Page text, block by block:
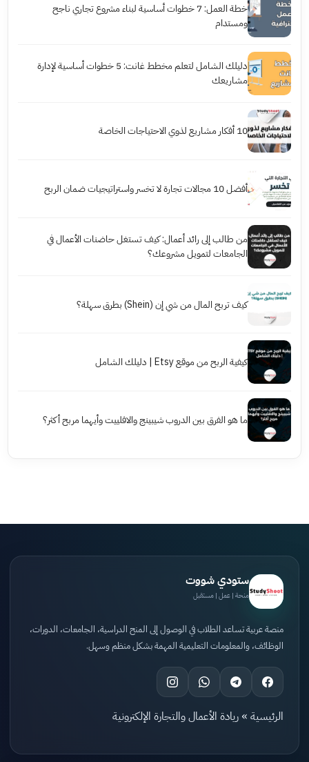
خطة العمل: 7 خطوات أساسية لبناء مشروع تجاري ناجح
ومستدام
دليلك الشامل لتعلم مخطط غانت: 5 خطوات أساسية لإدارة
مشاريعك
10 أفكار مشاريع لذوي الاحتياجات الخاصة
أفضل 10 مجالات تجارة لا تخسر واستراتيجيات ضمان الربح
من طالب إلى رائد أعمال: كيف تستغل حاضنات الأعمال في
الجامعات لتمويل مشروعك؟
كيف تربح المال من شي إن (Shein) بطرق سهلة؟
كيفية الربح من موقع Etsy | دليلك الشامل
ما هو الفرق بين الدروب شيبينج والافلييت وأيهما مربح أكثر؟
ستودي شووت
منحة | عمل | مستقبل
منصة عربية تساعد الطلاب في الوصول إلى المنح الدراسية، الجامعات، الدورات،
الوظائف، والمعلومات التعليمية المهمة بشكل منظم وسهل.
الرئيسية » ريادة الأعمال والتجارة الإلكترونية